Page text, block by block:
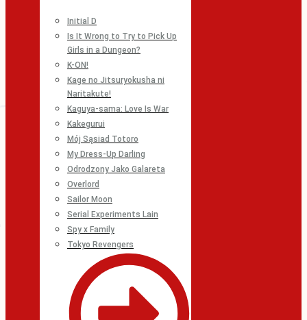
Initial D
Is It Wrong to Try to Pick Up
Girls in a Dungeon?
K-ON!
Kage no Jitsuryokusha ni
Naritakute!
Kaguya-sama: Love Is War
Kakegurui
Mój Sąsiad Totoro
My Dress-Up Darling
Odrodzony Jako Galareta
Overlord
Sailor Moon
Serial Experiments Lain
Spy x Family
Tokyo Revengers